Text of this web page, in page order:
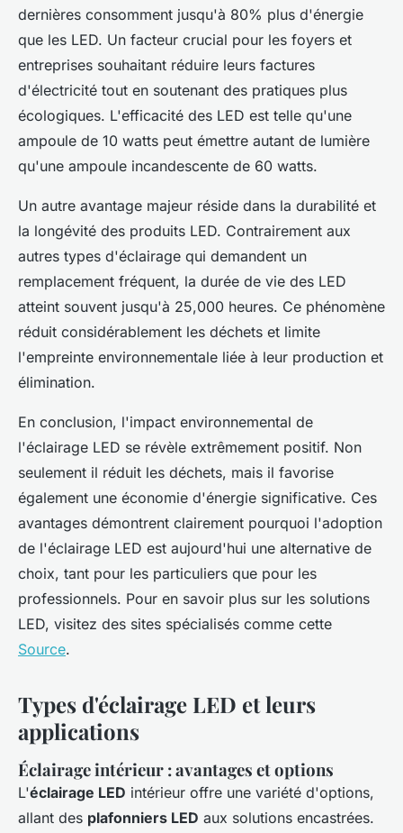
dernières consomment jusqu'à 80% plus d'énergie
que les LED. Un facteur crucial pour les foyers et
entreprises souhaitant réduire leurs factures
d'électricité tout en soutenant des pratiques plus
écologiques. L'efficacité des LED est telle qu'une
ampoule de 10 watts peut émettre autant de lumière
qu'une ampoule incandescente de 60 watts.
Un autre avantage majeur réside dans la durabilité et
la longévité des produits LED. Contrairement aux
autres types d'éclairage qui demandent un
remplacement fréquent, la durée de vie des LED
atteint souvent jusqu'à 25,000 heures. Ce phénomène
réduit considérablement les déchets et limite
l'empreinte environnementale liée à leur production et
élimination.
En conclusion, l'impact environnemental de
l'éclairage LED se révèle extrêmement positif. Non
seulement il réduit les déchets, mais il favorise
également une économie d'énergie significative. Ces
avantages démontrent clairement pourquoi l'adoption
de l'éclairage LED est aujourd'hui une alternative de
choix, tant pour les particuliers que pour les
professionnels. Pour en savoir plus sur les solutions
LED, visitez des sites spécialisés comme cette
Source.
Types d'éclairage LED et leurs
applications
Éclairage intérieur : avantages et options
L'éclairage LED intérieur offre une variété d'options,
allant des plafonniers LED aux solutions encastrées.